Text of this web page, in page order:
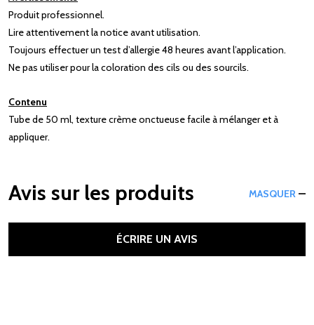
Produit professionnel.
Lire attentivement la notice avant utilisation.
Toujours effectuer un test d’allergie 48 heures avant l’application.
Ne pas utiliser pour la coloration des cils ou des sourcils.
Contenu
Tube de 50 ml, texture crème onctueuse facile à mélanger et à
appliquer.
Avis sur les produits MASQUER
ÉCRIRE UN AVIS